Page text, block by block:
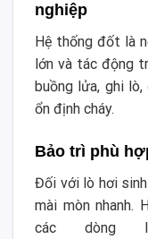
nghiệp
Hệ thống đốt là
lớn và tác động
buồng lửa, ghi
ổn định cháy.
Bảo trì phù
Đối với lò hơi
mài mòn nhanh.
các dòng